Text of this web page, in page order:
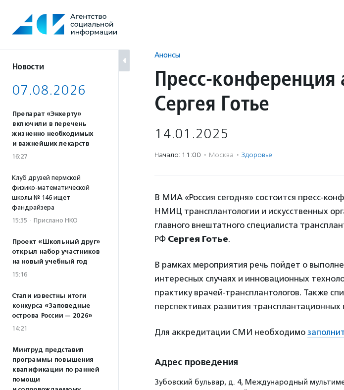
содержанию
Новости
07.08.2026
Препарат «Энхерту»
включили в перечень
жизненно необходимых
и важнейших лекарств
16:27
Клуб друзей пермской
физико-математической
школы № 146 ищет
фандрайзера
15:35 · Прислано НКО
Проект «Школьный друг»
открыл набор участников
на новый учебный год
15:16
Стали известны итоги
конкурса «Заповедные
острова России — 2026»
14:21
Минтруд представил
программы повышения
квалификации по ранней
помощи
Анонсы
Пресс-
Сергея Готье
14.01.2025
Начало: 11:00 · Москва · Здоровье
В МИА «Россия сегодня» состоится пресс-
НМИЦ трансплантологии и искусственных
главного внештатного специалиста
РФ Сергея Готье.
В рамках мероприятия речь пойдет о
интересных случаях и инновационных
практику врачей-трансплантологов. Также
перспективах развития трансплантационных
Для аккредитации СМИ необходимо
Адрес проведения
Зубовский бульвар, д. 4, Международный